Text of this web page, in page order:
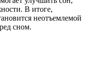
В итоге,
неотъемлемой
сном.